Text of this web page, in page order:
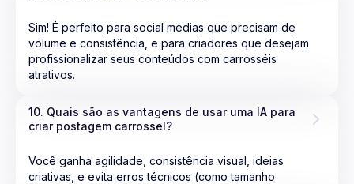
Sim! É perfeito para social medias que precisam de
volume e consistência, e para criadores que desejam
profissionalizar seus conteúdos com carrosséis
atrativos.
10. Quais são as vantagens de usar uma IA para
criar postagem carrossel?
Você ganha agilidade, consistência visual, ideias
criativas, e evita erros técnicos (como tamanho